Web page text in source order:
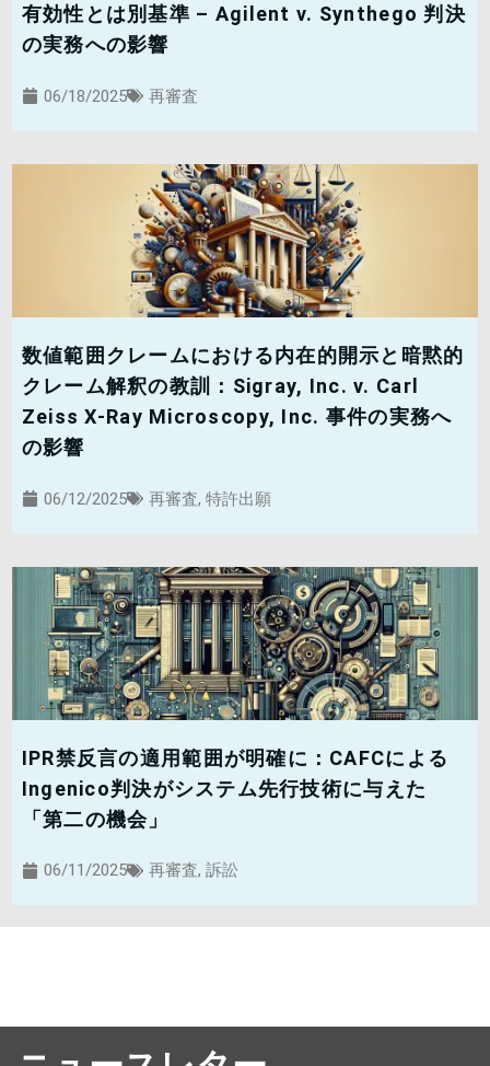
有効性とは別基準 – Agilent v. Synthego 判決
の実務への影響
06/18/2025 再審査
数値範囲クレームにおける内在的開示と暗黙的
クレーム解釈の教訓：Sigray, Inc. v. Carl
Zeiss X-Ray Microscopy, Inc. 事件の実務へ
の影響
06/12/2025 再審査, 特許出願
IPR禁反言の適用範囲が明確に：CAFCによる
Ingenico判決がシステム先行技術に与えた
「第二の機会」
06/11/2025 再審査, 訴訟